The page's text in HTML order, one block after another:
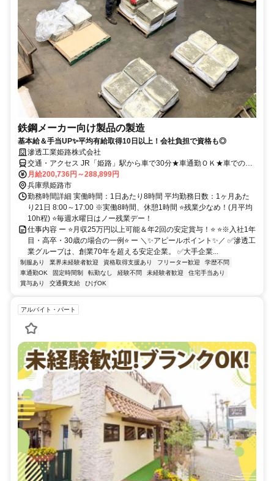
鉄鋼メーカー向け製品の製造
基本給＆手当UP✨平均有給取得10日以上！会社負担で資格も◎
滲透工業姫路株式会社
交通・アクセス JR「姫路」駅から車で30分★車通勤ＯＫ★車でのア
クセスが良好で、社員たちは姫路市、高砂市、宍粟市、福崎町といっ
たエリアから車通勤しています。
月給200,736円～288,899円
兵庫県姫路市
勤務時間詳細 実働時間：1日あたり8時間 平均勤務日数：1ヶ月あた
り21日 8:00～17:00 ※実働8時間、休憩1時間 ⭐残業少なめ！(月平均
10h程) ⭐毎週水曜日はノー残業デー！
仕事内容 ー ⭐月収25万円以上可能＆年2回の安定賞与！⭐ ⭐※入社1年
目・高卒・30歳の場合の一例⭐ ー ＼✨アピールポイント✨／ ✅滲透工
業グループは、創業70年を超える安定企業。 ✅大手企業...
制服あり 業界未経験者歓迎 資格取得支援あり フリーター歓迎
学歴不問
車通勤OK
固定時間制 転勤なし 経験不問 未経験者歓迎
住宅手当あり
賞与あり
交通費支給 ひげOK
アルバイト・パート